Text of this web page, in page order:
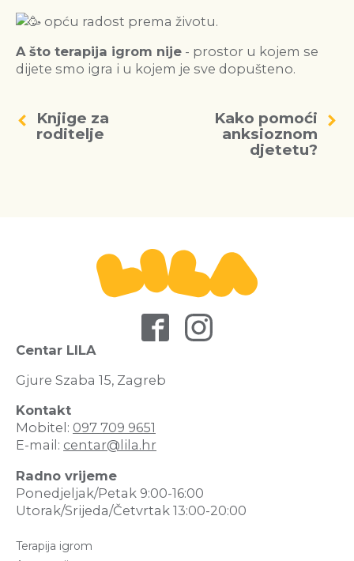
opću radost prema životu.
A što terapija igrom nije - prostor u kojem se
dijete smo igra i u kojem je sve dopušteno.
Knjige za
roditelje
Kako pomoći
anksioznom
djetetu?
Centar LILA
Gjure Szaba 15, Zagreb
Kontakt
Mobitel: 097 709 9651
E-mail: centar@lila.hr
Radno vrijeme
Ponedjeljak/Petak 9:00-16:00
Utorak/Srijeda/Četvrtak 13:00-20:00
Terapija igrom